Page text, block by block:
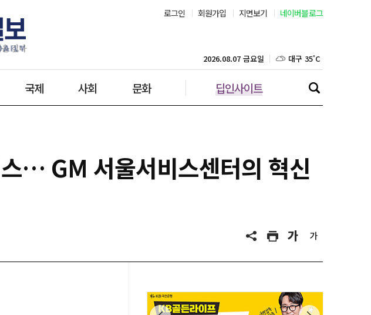
로그인 회원가입 지면보기 네이버블로그
국제 사회 문화 딥인사이트
2026.08.07 금요일 대구 35˚C
인천 32˚C
울산 31˚C
제주 31˚C
… GM 서울서비스센터의 혁신